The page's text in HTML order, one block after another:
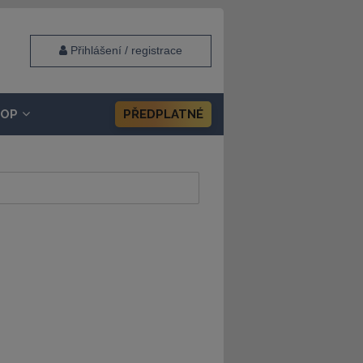
Přihlášení / registrace
PŘEDPLATNÉ